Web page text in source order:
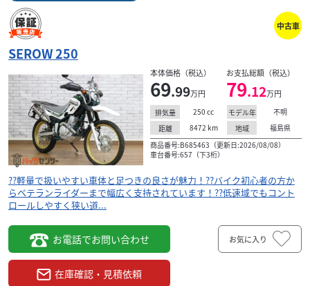
ヤマハ バイク館郡山西ノ内店
SEROW 250
本体価格:69.99万円（税込）
??軽量で扱いやすい車体と足つきの良さが魅力！??バイク
初心者の方からベテランライダーまで幅広く支持されてい
ます！??低速域でもコントロールしやすく狭い道...
中古車
SEROW 250
本体価格（税込）
69.99万円
お支払総額（税込）
79.12万円
排気量 250 cc モデル年
不明
距離
8472 km 地域
福島県
商品番号:B685463（更新日:2026/08/08）
車台番号:657（下3桁）
??軽量で扱いやすい車体と足つきの良さが魅力！??バイク初心者の方か
らベテランライダーまで幅広く支持されています！??低速域でもコント
ロールしやすく狭い道...
お電話でお問い合わせ
在庫確認・見積依頼
お気に入り